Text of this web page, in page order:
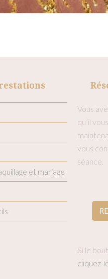
et mariage
Vous
qu’il
vous
séance.
Si le
cliquez-